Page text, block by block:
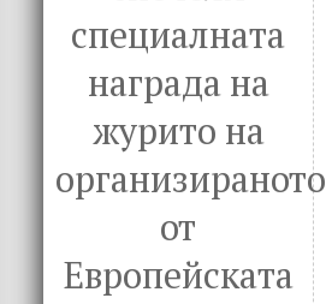
специалната
награда на
журито на
организираното
от
Европейската